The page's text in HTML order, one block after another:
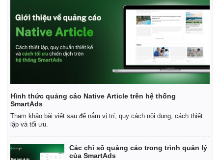
Hình thức quảng cáo Native Article trên hệ thống
SmartAds
Tham khảo bài viết sau để nắm vị trí, quy cách nội dung, cách thiết
lập và tối ưu.
Các chỉ số quảng cáo trong trình quản lý
của SmartAds